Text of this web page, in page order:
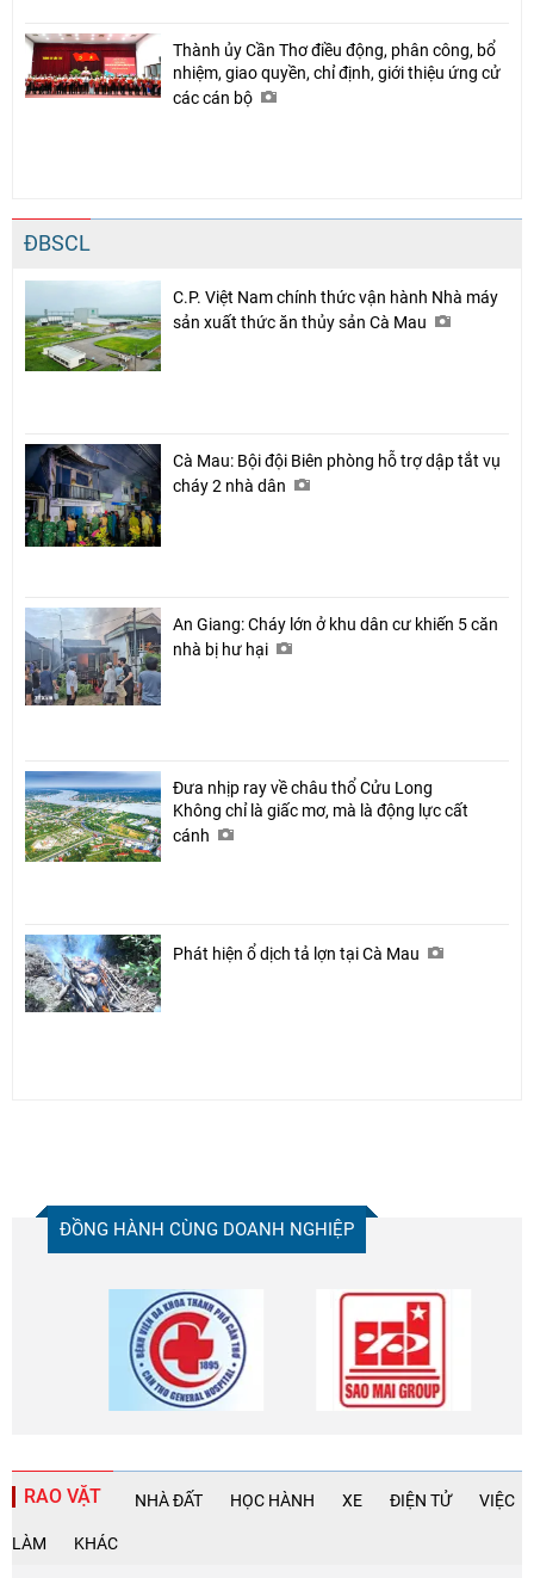
Thành ủy Cần Thơ điều động, phân công, bổ
nhiệm, giao quyền, chỉ định, giới thiệu ứng cử
các cán bộ
ĐBSCL
C.P. Việt Nam chính thức vận hành Nhà máy
sản xuất thức ăn thủy sản Cà Mau
Cà Mau: Bội đội Biên phòng hỗ trợ dập tắt vụ
cháy 2 nhà dân
An Giang: Cháy lớn ở khu dân cư khiến 5 căn
nhà bị hư hại
Đưa nhịp ray về châu thổ Cửu Long
Không chỉ là giấc mơ, mà là động lực cất
cánh
Phát hiện ổ dịch tả lợn tại Cà Mau
ĐỒNG HÀNH CÙNG DOANH NGHIỆP
RAO VẶT NHÀ ĐẤT HỌC HÀNH XE ĐIỆN TỬ VIỆC
LÀM KHÁC